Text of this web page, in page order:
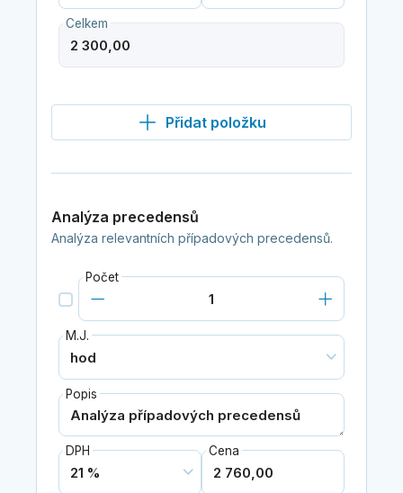
Celkem
Přidat položku
Analýza precedensů
Analýza relevantních případových precedensů.
Počet
M.J.
Popis
DPH Cena